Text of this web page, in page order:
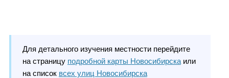
Для детального изучения местности перейдите
на страницу подробной карты Новосибирскаили
на список всех улиц Новосибирска